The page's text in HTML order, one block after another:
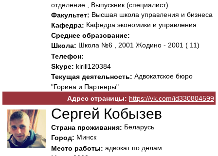
отделение , Выпускник (специалист)
Факультет: Высшая школа управления и бизнеса
Кафедра: Кафедра экономики и управления
Среднее образование:
Школа: Школа №6 , 2001 Жодино - 2001 ( 11)
Телефон:
Skype: kirill120384
Текущая деятельность: Адвокатское бюро
"Горина и Партнеры"
Адрес страницы: https://vk.com/id330804599
Сергей Кобызев
Страна проживания: Беларусь
Город: Минск
Место работы: адвокат по делам